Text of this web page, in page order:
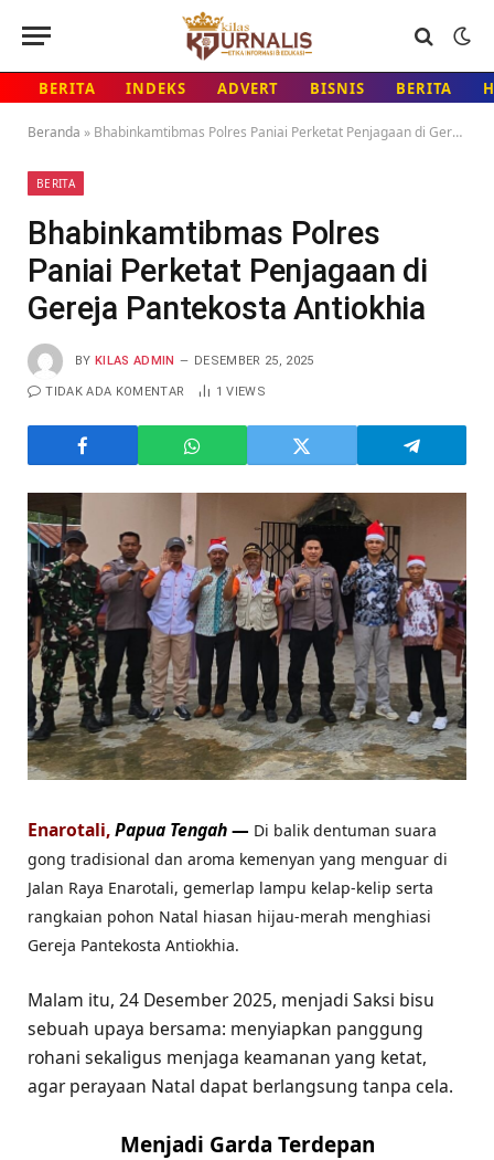
BERITA INDEKS ADVERT BISNIS BERITA
Beranda » Bhabinkamtibmas Polres Paniai Perketat Penjagaan di Gereja Pantekosta Antiokhia
BERITA
Bhabinkamtibmas Polres
Paniai Perketat Penjagaan di
Gereja Pantekosta Antiokhia
BY KILAS ADMIN DESEMBER 25, 2025
TIDAK ADA KOMENTAR 1VIEWS
Enarotali,Papua Tengah— Di balik dentuman suara
gong tradisional dan aroma kemenyan yang menguar di
Jalan Raya Enarotali, gemerlap lampu kelap‑kelip serta
rangkaian pohon Natal hiasan hijau‑merah menghiasi
Gereja Pantekosta Antiokhia.
Malam itu, 24 Desember 2025, menjadi Saksi bisu
sebuah upaya bersama: menyiapkan panggung
rohani sekaligus menjaga keamanan yang ketat,
agar perayaan Natal dapat berlangsung tanpa cela.
Menjadi Garda Terdepan